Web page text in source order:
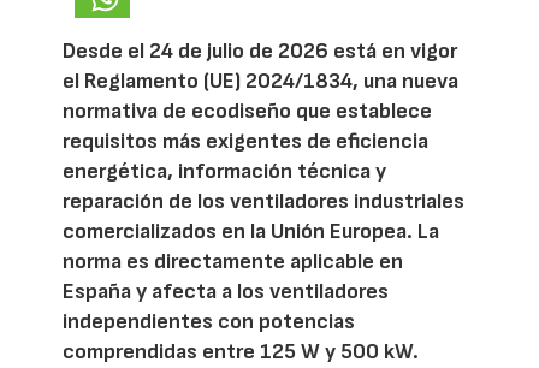
Desde el 24 de julio de 2026 está en vigor
el Reglamento (UE) 2024/1834, una nueva
normativa de ecodiseño que establece
requisitos más exigentes de eficiencia
energética, información técnica y
reparación de los ventiladores industriales
comercializados en la Unión Europea. La
norma es directamente aplicable en
España y afecta a los ventiladores
independientes con potencias
comprendidas entre 125 W y 500 kW.